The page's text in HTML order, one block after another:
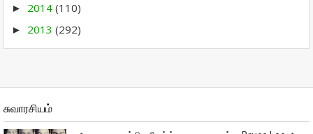
► 2014 (110)
► 2013 (292)
சுவாரசியம்